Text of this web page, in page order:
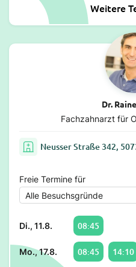
Weitere
Dr.
Fachzahnarzt für
Neusser Straße 342,
Freie Termine für
Di., 11.8. 08:45
Mo., 17.8. 08:45 14:10